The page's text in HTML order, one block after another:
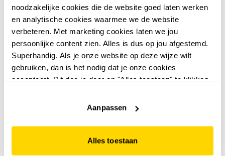
noodzakelijke cookies die de website goed laten werken
en analytische cookies waarmee we de website
verbeteren. Met marketing cookies laten we jou
persoonlijke content zien. Alles is dus op jou afgestemd.
Superhandig. Als je onze website op deze wijze wilt
gebruiken, dan is het nodig dat je onze cookies
accepteert. Dit doe je door op "Alles toestaan" te klikken.
website niet optimaal functioneert.
Aanpassen
Alles toestaan